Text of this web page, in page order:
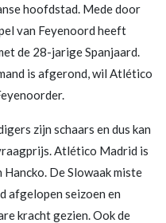
hoofdstad. Mede door
van Feyenoord heeft
de 28-jarige Spanjaard.
is afgerond, wil Atlético
zijn schaars en dus kan
Atlético Madrid is
De Slowaak miste
afgelopen seizoen en
kracht gezien. Ook de